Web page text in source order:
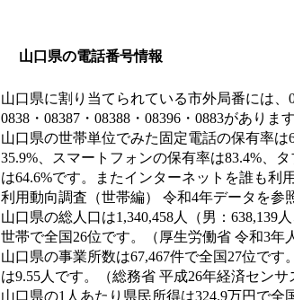
山口県の電話番号情報
山口県に割り当てられている市外局番には、
0838・08387・08388・08396・0883があります
山口県の世帯単位でみた固定電話の保有率
35.9%、スマートフォンの保有率は83.4%、
は64.6%です。またインターネットを誰も利
利用動向調査（世帯編） 令和4年データを参
山口県の総人口は1,340,458人（男：638,139
世帯で全国26位です。（厚生労働省 令和3年
山口県の事業所数は67,467件で全国27位で
は9.55人です。（総務省 平成26年経済センサ
山口県の1人あたり県民所得は324.9万円で